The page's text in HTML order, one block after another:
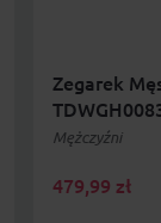
Zegarek
Mężczyźni
479,99 zł